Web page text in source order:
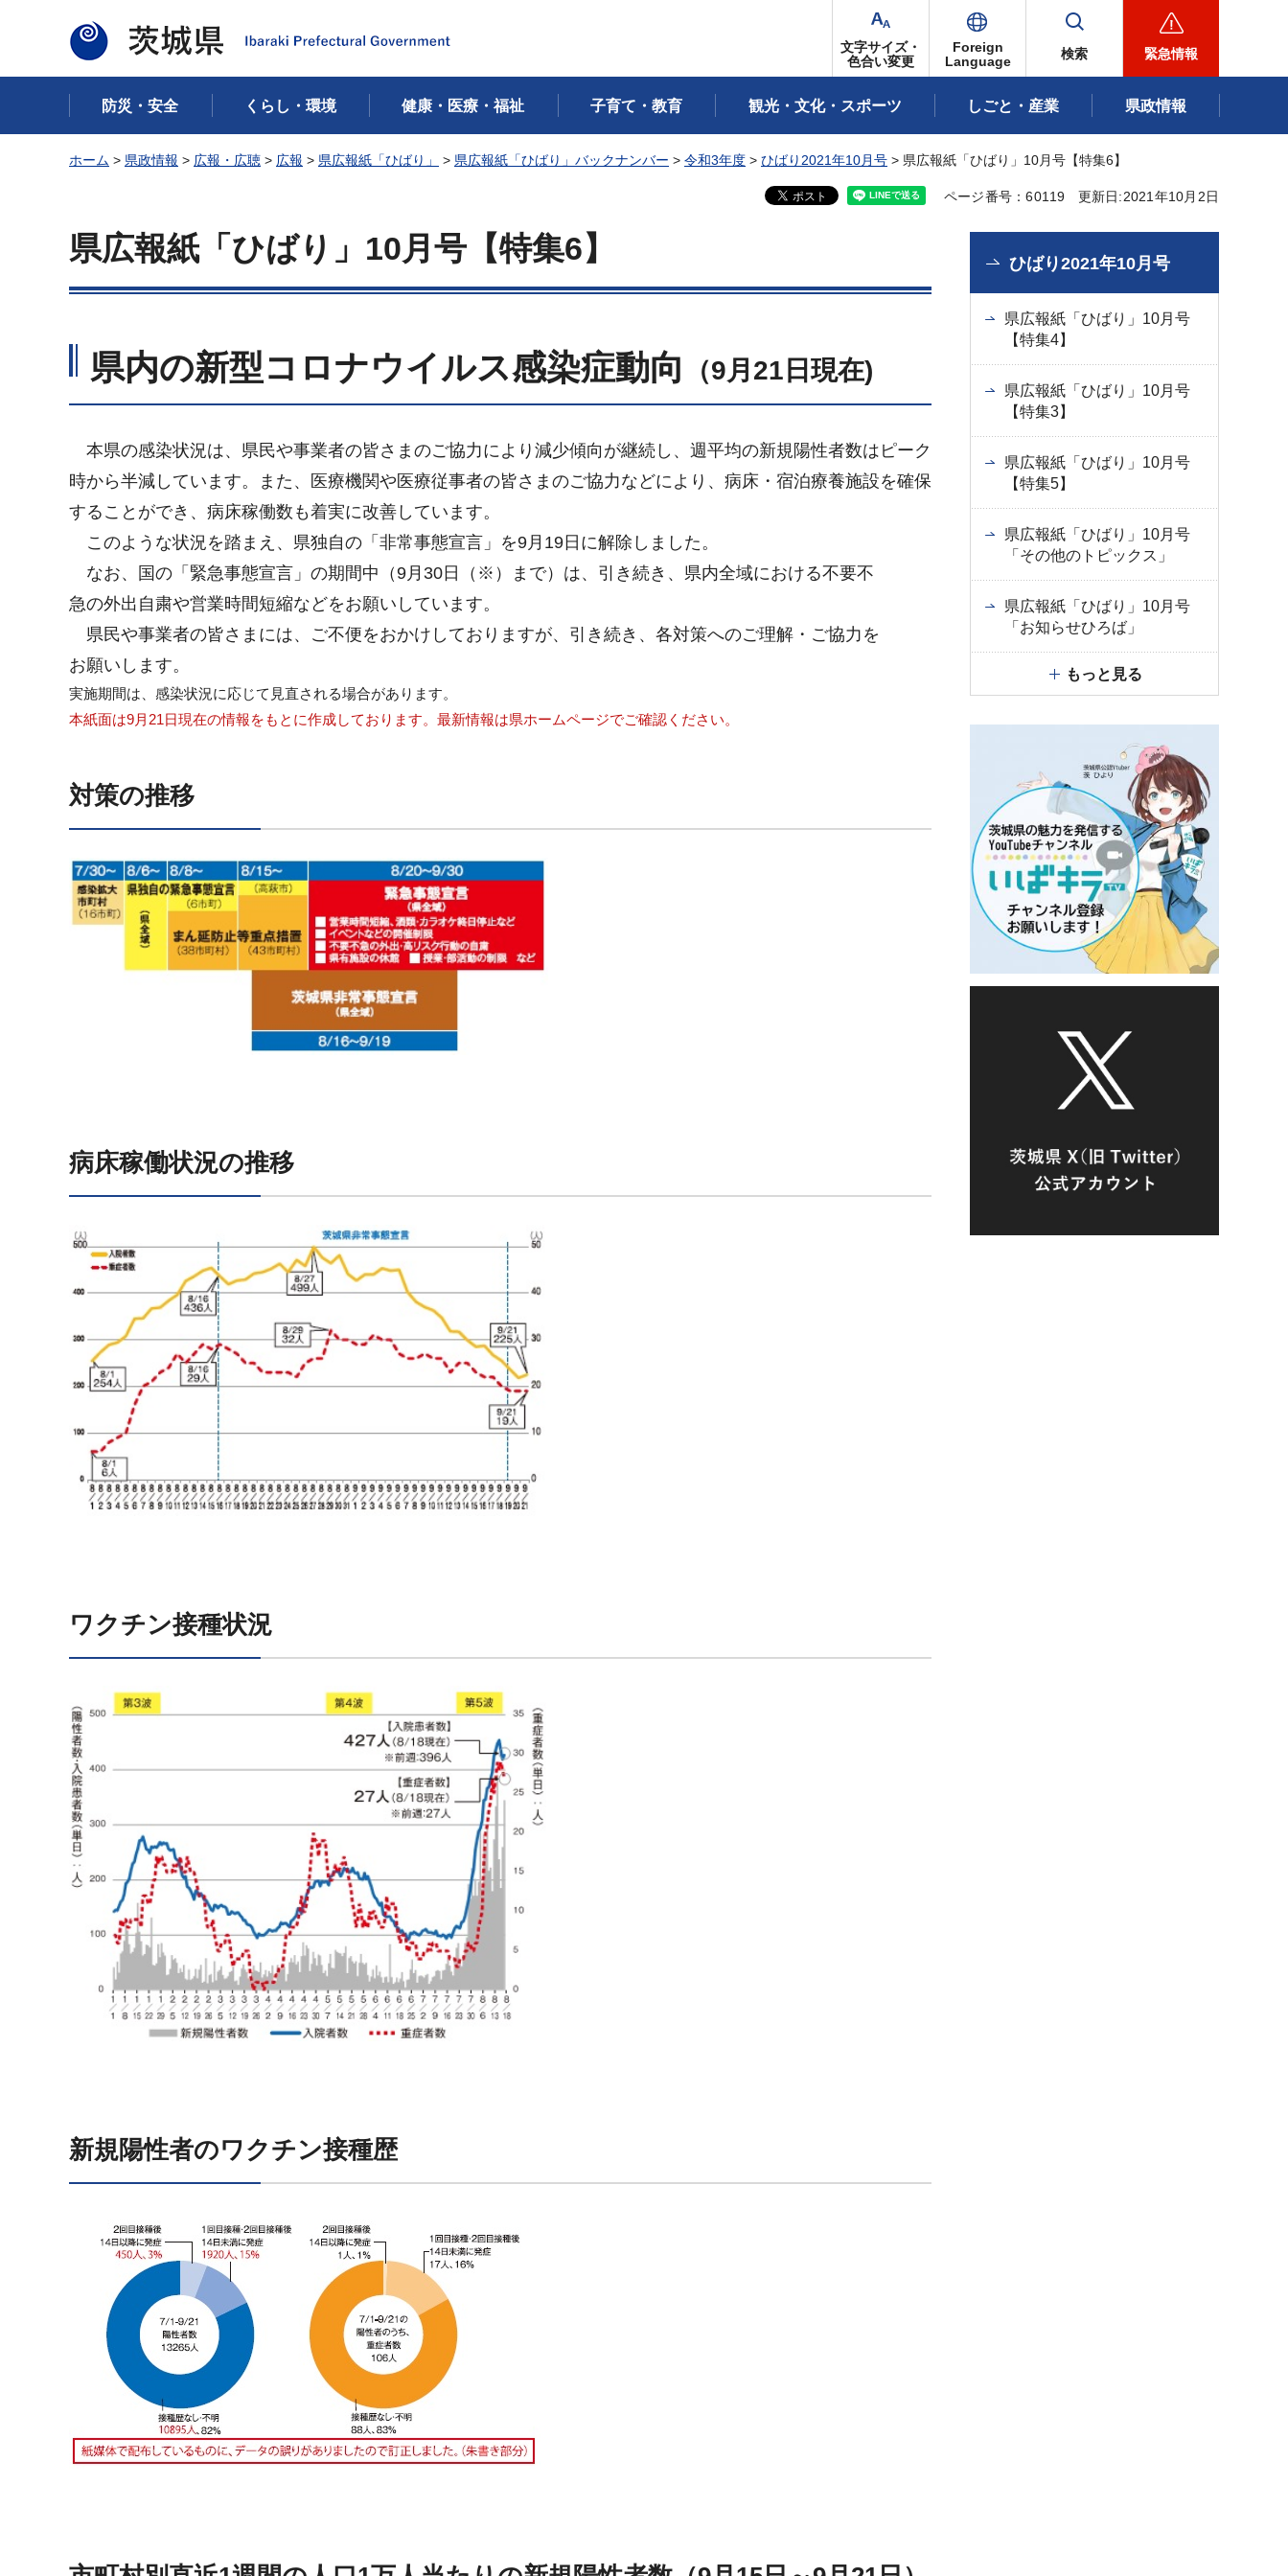
茨城県
文字サイズ・
色合い変更
Foreign
Language
検索 緊急情報
防災・安全 くらし・環境 健康・医療・福祉 子育て・教育 観光・文化・スポーツ しごと・産業 県政情報
ホーム > 県政情報 > 広報・広聴 > 広報 > 県広報紙「ひばり」 > 県広報紙「ひばり」バックナンバー > 令和3年度 > ひばり2021年10月号 > 県広報紙「ひばり」10月号【特集6】
ページ番号：60119 更新日:2021年10月2日
県広報紙「ひばり」10月号【特集6】
県内の新型コロナウイルス感染症動向 （9月21日現在)
本県の感染状況は、県民や事業者の皆さまのご協力により減少傾向が継続し、週平均の新規陽性者数はピーク
時から半減しています。また、医療機関や医療従事者の皆さまのご協力などにより、病床・宿泊療養施設を確保
することができ、病床稼働数も着実に改善しています。
このような状況を踏まえ、県独自の「非常事態宣言」を9月19日に解除しました。
なお、国の「緊急事態宣言」の期間中（9月30日（※）まで）は、引き続き、県内全域における不要不
急の外出自粛や営業時間短縮などをお願いしています。
県民や事業者の皆さまには、ご不便をおかけしておりますが、引き続き、各対策へのご理解・ご協力を
お願いします。
実施期間は、感染状況に応じて見直される場合があります。
本紙面は9月21日現在の情報をもとに作成しております。最新情報は県ホームページでご確認ください。
対策の推移
病床稼働状況の推移
ワクチン接種状況
新規陽性者のワクチン接種歴
ひばり2021年10月号
県広報紙「ひばり」10月号
【特集4】
県広報紙「ひばり」10月号
【特集3】
県広報紙「ひばり」10月号
【特集5】
県広報紙「ひばり」10月号
「その他のトピックス」
県広報紙「ひばり」10月号
「お知らせひろば」
もっと見る